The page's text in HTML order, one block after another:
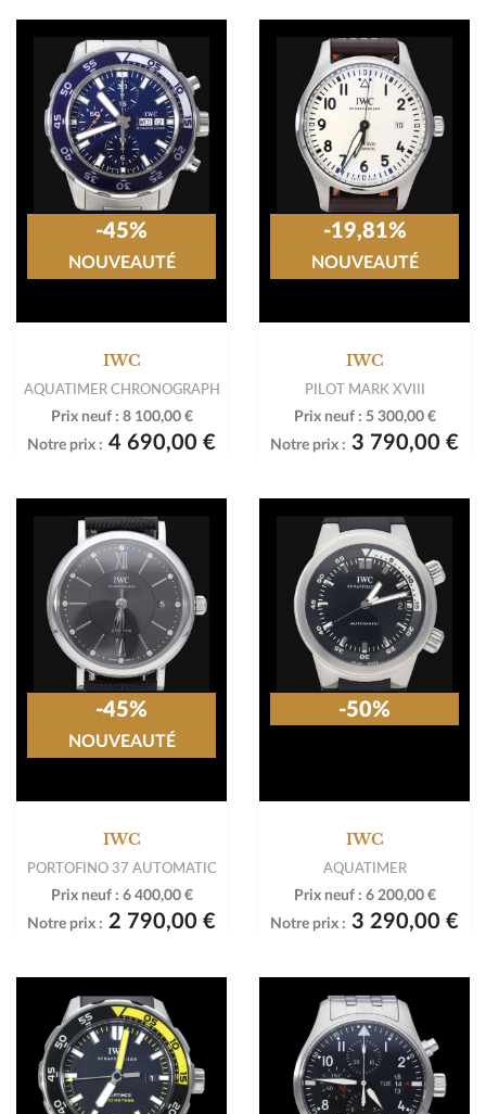
IWC
AQUATIMER CHRONOGRAPH
Prix neuf : 8 100,00 €
Notre prix : 4 690,00 €
-45%
NOUVEAUTÉ
IWC
PILOT MARK XVIII
Prix neuf : 5 300,00 €
Notre prix : 3 790,00 €
-19,81%
NOUVEAUTÉ
IWC
PORTOFINO 37 AUTOMATIC
Prix neuf : 6 400,00 €
Notre prix : 2 790,00 €
-45%
NOUVEAUTÉ
IWC
AQUATIMER
Prix neuf : 6 200,00 €
Notre prix : 3 290,00 €
-50%